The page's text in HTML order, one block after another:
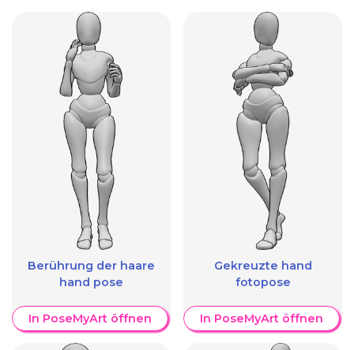
Berührung der haare
hand pose
In PoseMyArt öffnen
Gekreuzte hand
fotopose
In PoseMyArt öffnen